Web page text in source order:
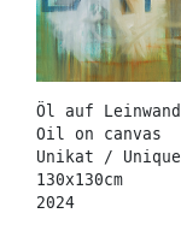
Öl auf Leinwand
Oil on canvas
Unikat / Unique
130x130cm
2024